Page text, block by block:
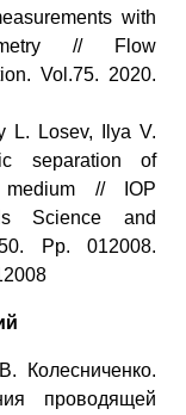
with
// Flow
Vol.75. 2020.
L. Losev, Ilya V.
separation of
// IOP
Science and
Pp. 012008.
Колесниченко.
проводящей